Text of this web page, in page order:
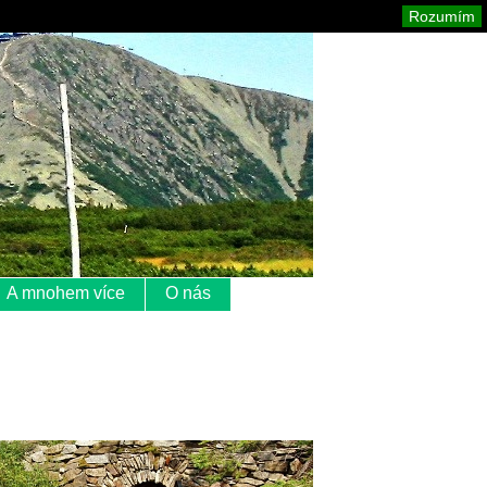
A mnohem více
O nás
Rozumím